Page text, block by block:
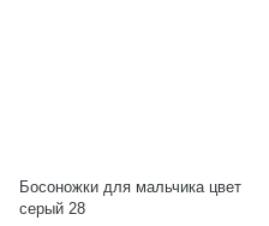
Босоножки для мальчика цвет
серый 28